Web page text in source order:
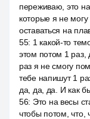
переживаю, это
которые я не
оставаться на
55: 1 какой-то
этом потом 1 раз,
раз я не смогу
тебе напишут 1
да, да, да. И как
56: Это на весы
чтобы потом, что,